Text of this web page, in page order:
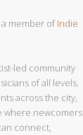
member ofIndie
led community
of all levels.
across the city,
where newcomers
connect,